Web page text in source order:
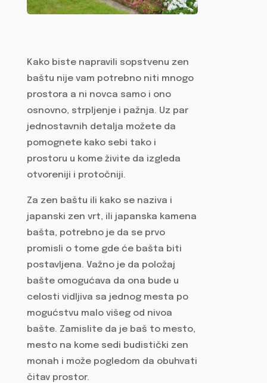
Kako biste napravili sopstvenu zen
baštu nije vam potrebno niti mnogo
prostora a ni novca samo i ono
osnovno, strpljenje i pažnja. Uz par
jednostavnih detalja možete da
pomognete kako sebi tako i
prostoru u kome živite da izgleda
otvoreniji i protočniji.
Za zen baštu ili kako se naziva i
japanski zen vrt, ili japanska kamena
bašta, potrebno je da se prvo
promisli o tome gde će bašta biti
postavljena. Važno je da položaj
bašte omogućava da ona bude u
celosti vidljiva sa jednog mesta po
mogućstvu malo višeg od nivoa
bašte. Zamislite da je baš to mesto,
mesto na kome sedi budistički zen
monah i može pogledom da obuhvati
čitav prostor.